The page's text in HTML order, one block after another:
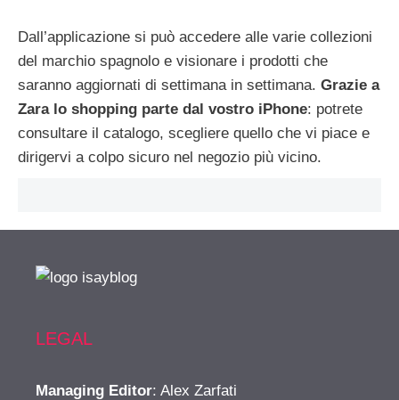
Dall’applicazione si può accedere alle varie collezioni
del marchio spagnolo e visionare i prodotti che
saranno aggiornati di settimana in settimana. Grazie a
Zara lo shopping parte dal vostro iPhone: potrete
consultare il catalogo, scegliere quello che vi piace e
dirigervi a colpo sicuro nel negozio più vicino.
LEGAL
Managing Editor: Alex Zarfati